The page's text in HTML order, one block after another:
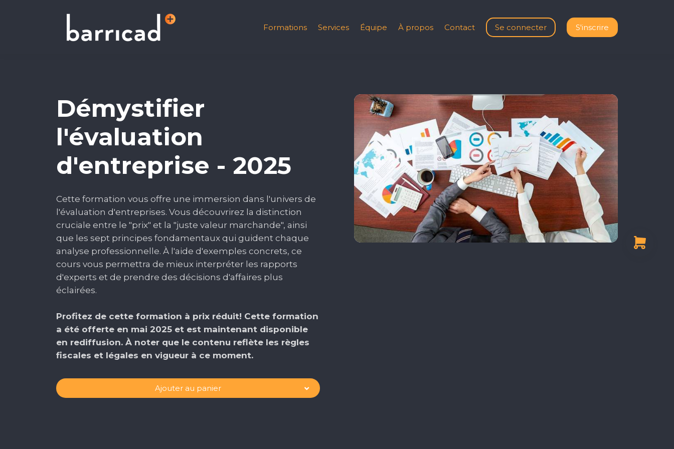
Formations Services Équipe À propos Contact Se connecter S'inscrire
Démystifier
l'évaluation
d'entreprise - 2025
Cette formation vous offre une immersion dans l'univers de
l'évaluation d'entreprises. Vous découvrirez la distinction
cruciale entre le "prix" et la "juste valeur marchande", ainsi
que les sept principes fondamentaux qui guident chaque
analyse professionnelle. À l'aide d'exemples concrets, ce
cours vous permettra de mieux interpréter les rapports
d'experts et de prendre des décisions d'affaires plus
éclairées.
Profitez de cette formation à prix réduit! Cette formation
a été offerte en mai 2025 et est maintenant disponible
en rediffusion. À noter que le contenu reflète les règles
fiscales et légales en vigueur à ce moment.
Ajouter au panier